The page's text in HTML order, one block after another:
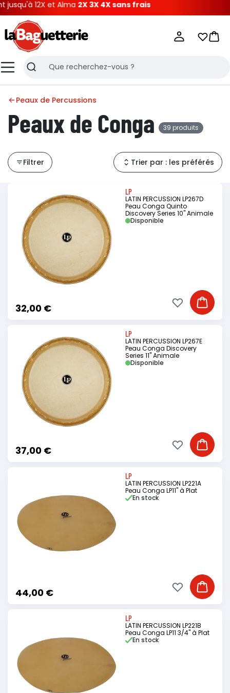
et Alma2X 3X 4X sans frais
MenuRecherche
Mes
Peaux de Percussions
Peaux de Conga 39 produits
Filtrer Trier par : les préférés
LP
LATIN PERCUSSION LP267D
Peau Conga Quinto
Discovery Series 10" Animale
32,00 €
Disponible
Ajouter
Ajouter à ma
LP
LATIN PERCUSSION LP267E
Peau Conga Discovery
Series 11" Animale
37,00 €
Disponible
Ajouter
Ajouter à ma
LP
LATIN PERCUSSION LP221A
Peau Conga LP11" à Plat
44,00 €
En stock
Ajouter
Ajouter à ma
LP
LATIN PERCUSSION LP221B
Peau Conga LP11 3/4" à Plat
En stock